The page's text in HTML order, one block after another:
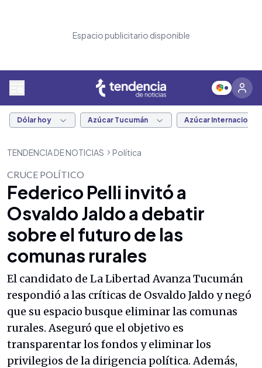
Espacio publicitario disponible
Dólar hoy Azúcar Tucumán Azúcar Internacional
TENDENCIA DE NOTICIAS Política
CRUCE POLÍTICO
Federico Pelli invitó a
Osvaldo Jaldo a debatir
sobre el futuro de las
comunas rurales
El candidato de La Libertad Avanza Tucumán
respondió a las críticas de Osvaldo Jaldo y negó
que su espacio busque eliminar las comunas
rurales. Aseguró que el objetivo es
transparentar los fondos y eliminar los
privilegios de la dirigencia política. Además,